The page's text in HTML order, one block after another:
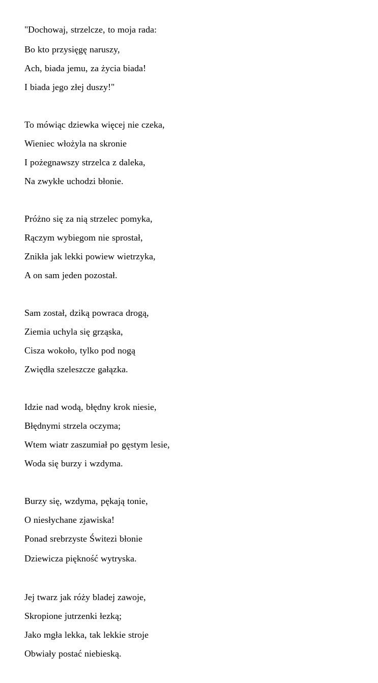
"Dochowaj, strzelcze, to moja rada:
Bo kto przysięgę naruszy,
Ach, biada jemu, za życia biada!
I biada jego złej duszy!"
To mówiąc dziewka więcej nie czeka,
Wieniec włożyla na skronie
I pożegnawszy strzelca z daleka,
Na zwykłe uchodzi błonie.
Próżno się za nią strzelec pomyka,
Rączym wybiegom nie sprostał,
Znikła jak lekki powiew wietrzyka,
A on sam jeden pozostał.
Sam został, dziką powraca drogą,
Ziemia uchyla się grząska,
Cisza wokoło, tylko pod nogą
Zwiędła szeleszcze gałązka.
Idzie nad wodą, błędny krok niesie,
Błędnymi strzela oczyma;
Wtem wiatr zaszumiał po gęstym lesie,
Woda się burzy i wzdyma.
Burzy się, wzdyma, pękają tonie,
O niesłychane zjawiska!
Ponad srebrzyste Świtezi błonie
Dziewicza piękność wytryska.
Jej twarz jak róży bladej zawoje,
Skropione jutrzenki łezką;
Jako mgła lekka, tak lekkie stroje
Obwiały postać niebieską.